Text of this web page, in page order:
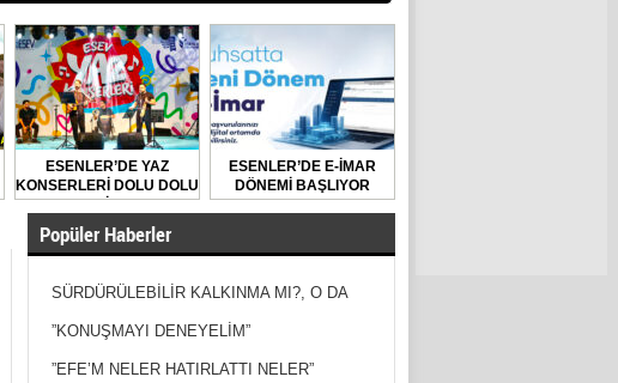
ESENLER’DE YAZ
KONSERLERİ DOLU DOLU
GEÇİYOR
ESENLER’DE E-İMAR
DÖNEMİ BAŞLIYOR
Popüler Haberler
SÜRDÜRÜLEBİLİR KALKINMA MI?, O DA
NEYMİŞ?
”KONUŞMAYI DENEYELİM”
”EFE’M NELER HATIRLATTI NELER”